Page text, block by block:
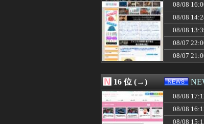
08/08
08/08
08/08
08/07
08/07
16 位 (→)
08/08
08/08
08/08